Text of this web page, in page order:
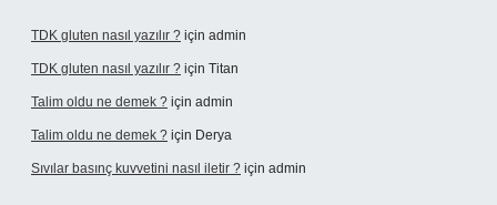
TDK gluten nasıl yazılır ? için admin
TDK gluten nasıl yazılır ? için Titan
Talim oldu ne demek ? için admin
Talim oldu ne demek ? için Derya
Sıvılar basınç kuvvetini nasıl iletir ? için admin